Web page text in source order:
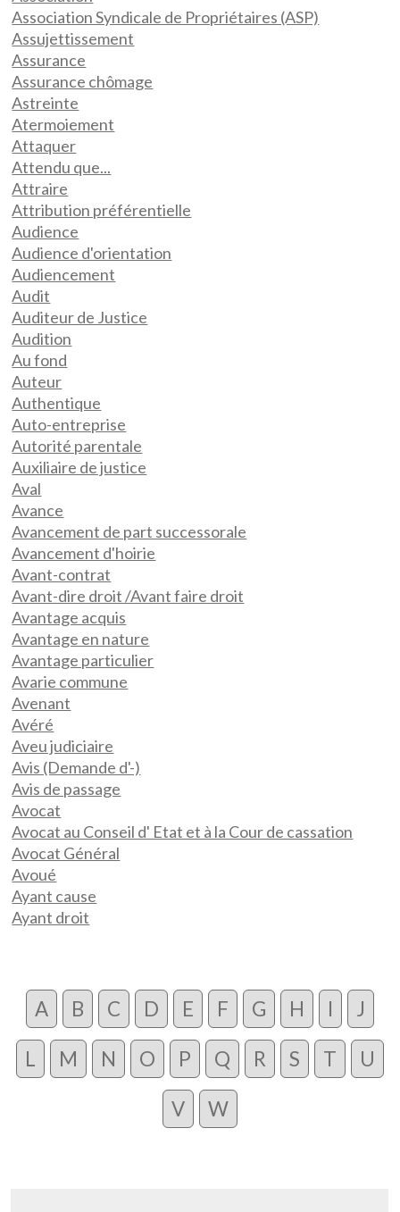
Association Syndicale de Propriétaires (ASP)
Assujettissement
Assurance
Assurance chômage
Astreinte
Atermoiement
Attaquer
Attendu que...
Attraire
Attribution préférentielle
Audience
Audience d'orientation
Audiencement
Audit
Auditeur de Justice
Audition
Au fond
Auteur
Authentique
Auto-entreprise
Autorité parentale
Auxiliaire de justice
Aval
Avance
Avancement de part successorale
Avancement d'hoirie
Avant-contrat
Avant-dire droit /Avant faire droit
Avantage acquis
Avantage en nature
Avantage particulier
Avarie commune
Avenant
Avéré
Aveu judiciaire
Avis (Demande d'-)
Avis de passage
Avocat
Avocat au Conseil d' Etat et à la Cour de cassation
Avocat Général
Avoué
Ayant cause
Ayant droit
A B C D E F G H I J
L M N O P Q R S T U
V W